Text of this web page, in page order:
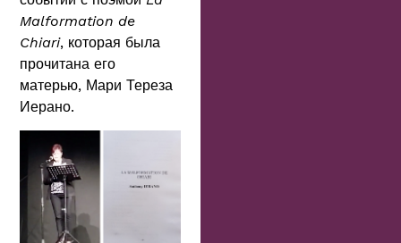
Malformation de
Chiari, которая была
прочитана его
матерью, Мари Тереза
Иерано.